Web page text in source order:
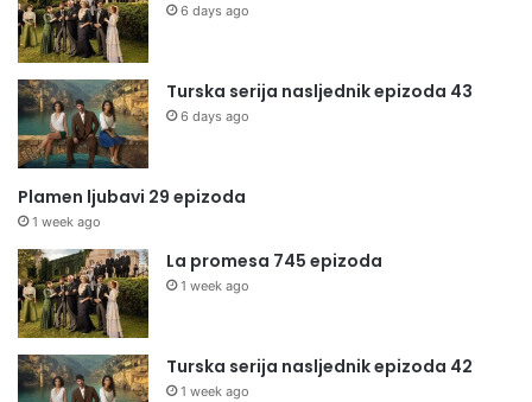
6 days ago
Turska serija nasljednik epizoda 43
6 days ago
Plamen ljubavi 29 epizoda
1 week ago
La promesa 745 epizoda
1 week ago
Turska serija nasljednik epizoda 42
1 week ago